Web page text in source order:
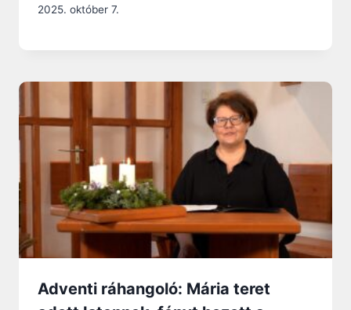
2025. október 7.
Adventi ráhangoló: Mária teret